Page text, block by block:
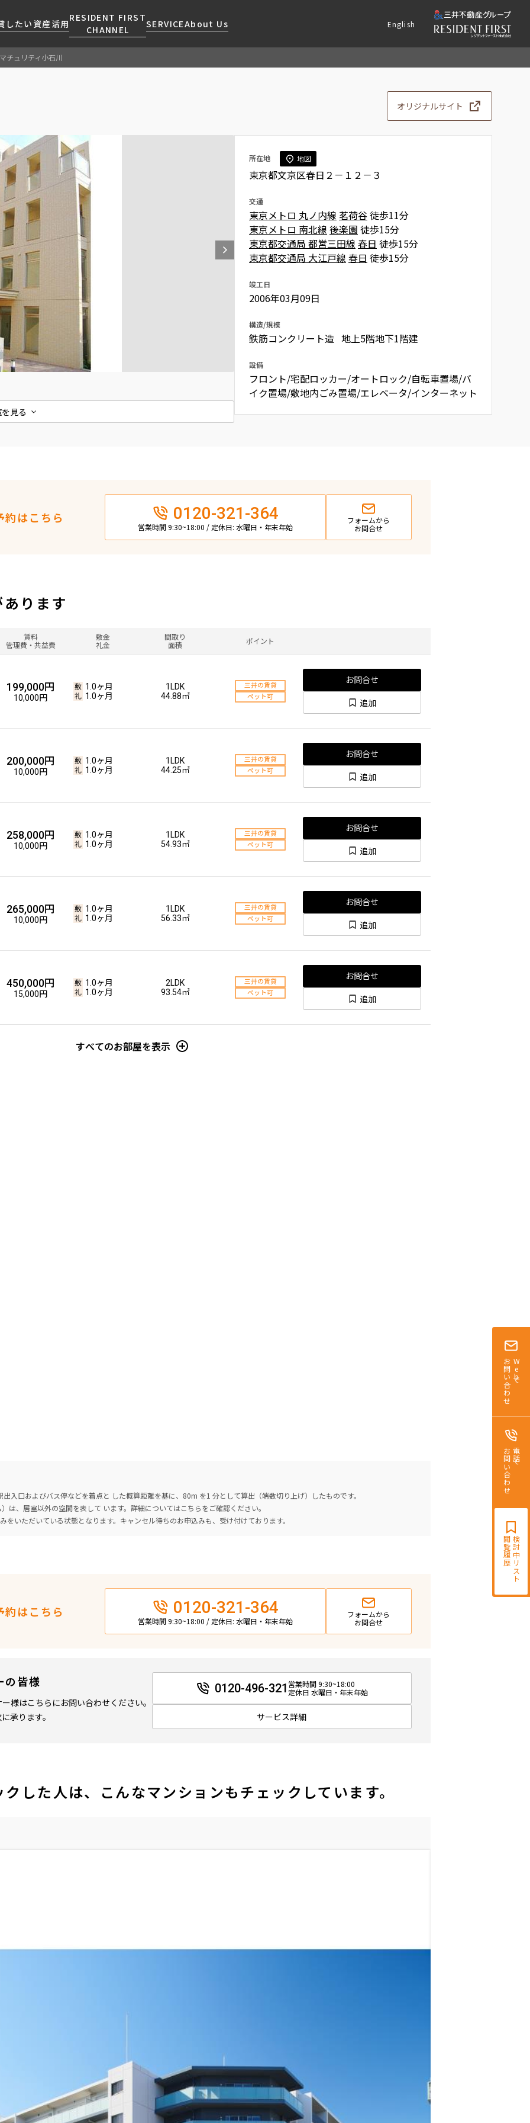
したい 資産活用
RESIDENT FIRST
CHANNEL
SERVICEAbout Us
採用情報
ニュースリリース
お問い合わせ
駅・沿線から探す
地図から探す
キーワードから探す
新着情報から探す
ニュースから探す
当社限定(港区・渋谷区以外)
住まいのコラム
RESIDENT FIRST
MEMBERS登録
MEMBERS登録
ご入居・提携サービス
お部屋探しからご契約まで
よくあるご質問
【仲介会社様向け】当社仲介
事業部取り扱い物件入居申
English
Webで
お問い合わせ
電話で
お問い合わせ
検討中リスト
閲覧履歴
マチュリティ小石川
オリジナルサイト
見る
所在地 地図
東京都文京区春日２－１２－３
交通
東京メトロ 丸ノ内線 茗荷谷徒歩11分
東京メトロ 南北線 後楽園 徒歩15分
東京都交通局 都営三田線 春日 徒歩15分
東京都交通局 大江戸線 春日 徒歩15分
竣工日
2006年03月09日
構造/規模
鉄筋コンクリート造 地上5階地下1階建
設備
フロント/宅配ロッカー/オートロック/自転車置場/バ
イク置場/敷地内ごみ置場/エレベータ/インターネット
約はこちら 0120-321-364
営業時間 9:30~18:00 / 定休日: 水曜日・年末年始
フォームから
お問合せ
ります
賃料
管理費・共益費
敷金
礼金
間取り
面積
ポイント
199,000円
10,000円
1.0ヶ月
1.0ヶ月
1LDK
44.88㎡
三井の賃貸
ペット可
お問合せ
追加
200,000円
10,000円
1.0ヶ月
1.0ヶ月
1LDK
44.25㎡
三井の賃貸
ペット可
お問合せ
追加
258,000円
10,000円
1.0ヶ月
1.0ヶ月
1LDK
54.93㎡
三井の賃貸
ペット可
お問合せ
追加
265,000円
10,000円
1.0ヶ月
1.0ヶ月
1LDK
56.33㎡
三井の賃貸
ペット可
お問合せ
追加
450,000円
15,000円
1.0ヶ月
1.0ヶ月
2LDK
93.54㎡
三井の賃貸
ペット可
お問合せ
追加
すべてのお部屋を表示
入口およびバス停などを着点と した概算距離を基に、80m を1 分として算出（端数切り上げ）したものです。
は、居室以外の空間を表して います。詳細についてはこちらをご確認ください。
をいただいている状態となります。キャンセル待ちのお申込みも、受け付けております。
約はこちら 0120-321-364
営業時間 9:30~18:00 / 定休日: 水曜日・年末年始
フォームから
お問合せ
の皆様
様はこちらにお問い合わせください。
承ります。
0120-496-321 営業時間 9:30~18:00
定休日 水曜日・年末年始
サービス詳細
した人は、こんなマンションもチェックしています。